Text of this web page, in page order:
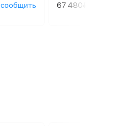
сообщить 67 480₽